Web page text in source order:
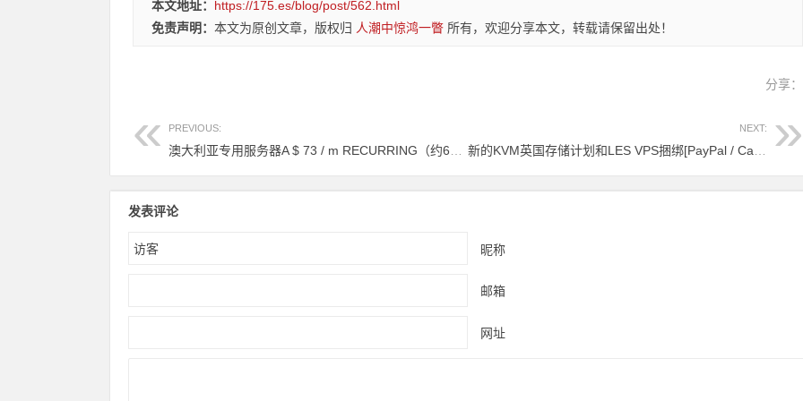
本文地址： https://175.es/blog/post/562.html
免责声明： 本文为原创文章，版权归 人潮中惊鸿一瞥 所有，欢迎分享本文，转载请保留出处！
分享：
PREVIOUS: NEXT:
发表评论
昵称
邮箱
网址